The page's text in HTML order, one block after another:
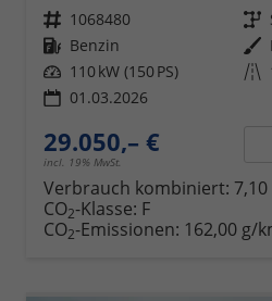
Fahrzeugnr. 1068480 Getriebe
Kraftstoff Benzin Außenfarbe
Leistung 110 kW (150 PS) Kilometerstand
01.03.2026
29.050,– €
incl. 19% MwSt.
Verbrauch kombiniert:
CO2-Klasse: F
CO2-Emissionen: 162,00 g/